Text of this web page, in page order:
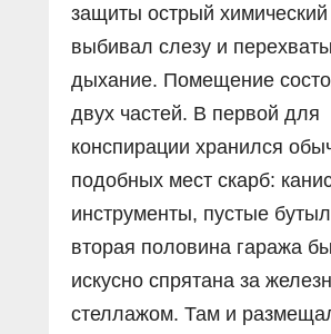
защиты острый химический
выбивал слезу и
дыхание. Помещение
двух частей. В первой для
конспирации хранился
подобных мест скарб:
инструменты, пустые
вторая половина гаража
искусно спрятана за
стеллажом. Там и